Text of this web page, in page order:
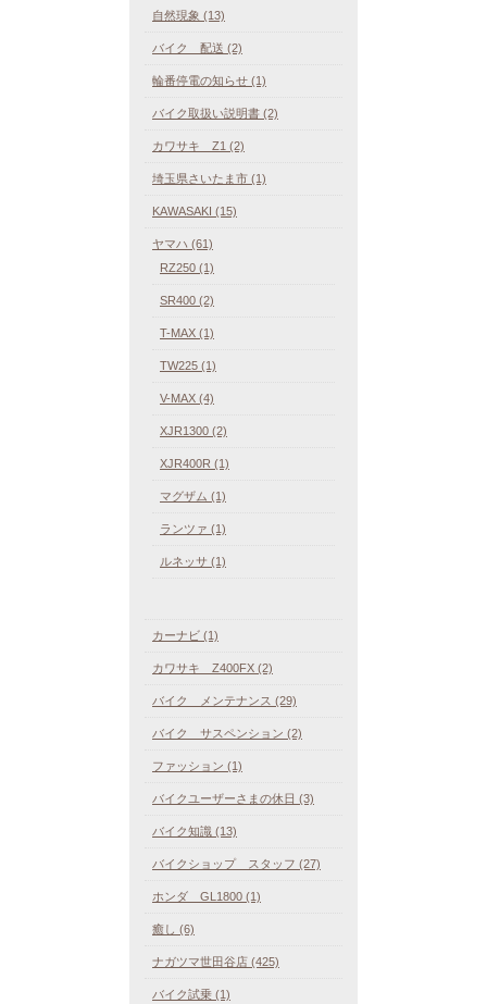
自然現象 (13)
バイク 配送 (2)
輪番停電の知らせ (1)
バイク取扱い説明書 (2)
カワサキ Z1 (2)
埼玉県さいたま市 (1)
KAWASAKI (15)
ヤマハ (61)
RZ250 (1)
SR400 (2)
T-MAX (1)
TW225 (1)
V-MAX (4)
XJR1300 (2)
XJR400R (1)
マグザム (1)
ランツァ (1)
ルネッサ (1)
カーナビ (1)
カワサキ Z400FX (2)
バイク メンテナンス (29)
バイク サスペンション (2)
ファッション (1)
バイクユーザーさまの休日 (3)
バイク知識 (13)
バイクショップ スタッフ (27)
ホンダ GL1800 (1)
癒し (6)
ナガツマ世田谷店 (425)
バイク試乗 (1)